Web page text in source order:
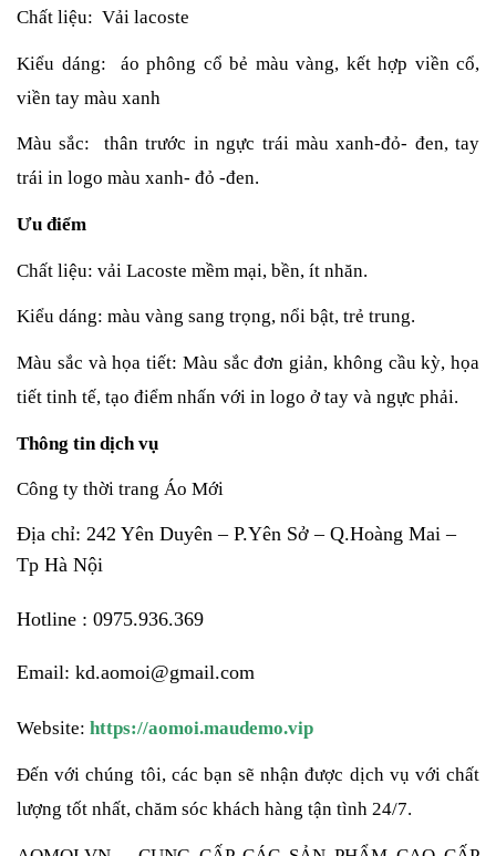
Chất liệu:  Vải lacoste
Kiểu dáng:  áo phông cổ bẻ màu vàng, kết hợp viền cổ,
viền tay màu xanh
Màu sắc:  thân trước in ngực trái màu xanh-đỏ- đen, tay
trái in logo màu xanh- đỏ -đen.
Ưu điểm
Chất liệu: vải Lacoste mềm mại, bền, ít nhăn.
Kiểu dáng: màu vàng sang trọng, nổi bật, trẻ trung.
Màu sắc và họa tiết: Màu sắc đơn giản, không cầu kỳ, họa
tiết tinh tế, tạo điểm nhấn với in logo ở tay và ngực phải.
Thông tin dịch vụ
Công ty thời trang Áo Mới
Địa chỉ: 242 Yên Duyên – P.Yên Sở – Q.Hoàng Mai –
Tp Hà Nội
Hotline : 0975.936.369
Email: kd.aomoi@gmail.com
Website: https://aomoi.maudemo.vip
Đến với chúng tôi, các bạn sẽ nhận được dịch vụ với chất
lượng tốt nhất, chăm sóc khách hàng tận tình 24/7.